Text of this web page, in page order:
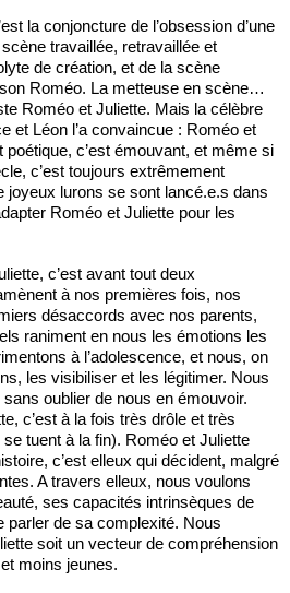
la conjoncture de l’obsession d’une
travaillée, retravaillée et
de création, et de la scène
Roméo. La metteuse en scène…
Roméo et Juliette. Mais la célèbre
et Léon l’a convaincue : Roméo et
poétique, c’est émouvant, et même si
c’est toujours extrêmement
joyeux lurons se sont lancé.e.s dans
Roméo et Juliette pour les
c’est avant tout deux
à nos premières fois, nos
désaccords avec nos parents,
raniment en nous les émotions les
à l’adolescence, et nous, on
les visibiliser et les légitimer. Nous
oublier de nous en émouvoir.
c’est à la fois très drôle et très
tuent à la fin). Roméo et Juliette
c’est elleux qui décident, malgré
A travers elleux, nous voulons
ses capacités intrinsèques de
parler de sa complexité. Nous
soit un vecteur de compréhension
moins jeunes.